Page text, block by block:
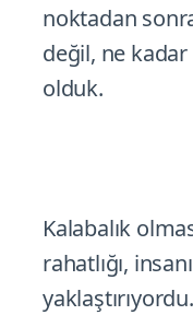
noktadan
değil, ne kadar
olduk.
Kalabalık
rahatlığı,